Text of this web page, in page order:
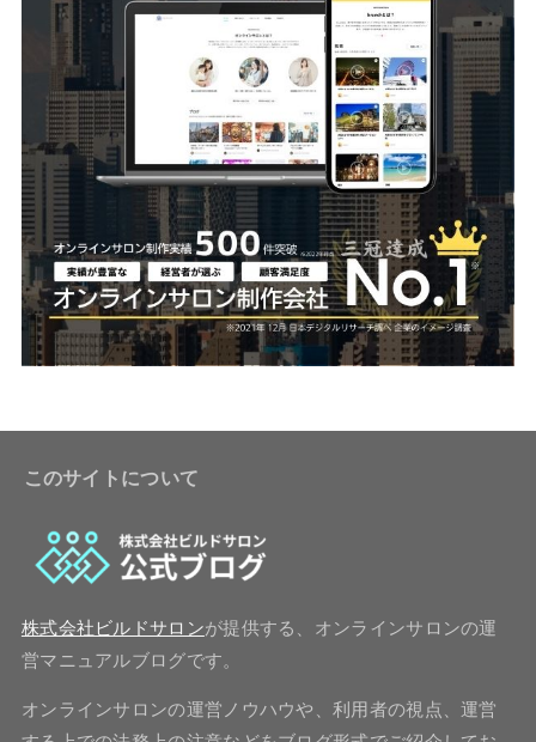
このサイトについて
株式会社ビルドサロンが提供する、オンラインサロンの運
営マニュアルブログです。
オンラインサロンの運営ノウハウや、利用者の視点、運営